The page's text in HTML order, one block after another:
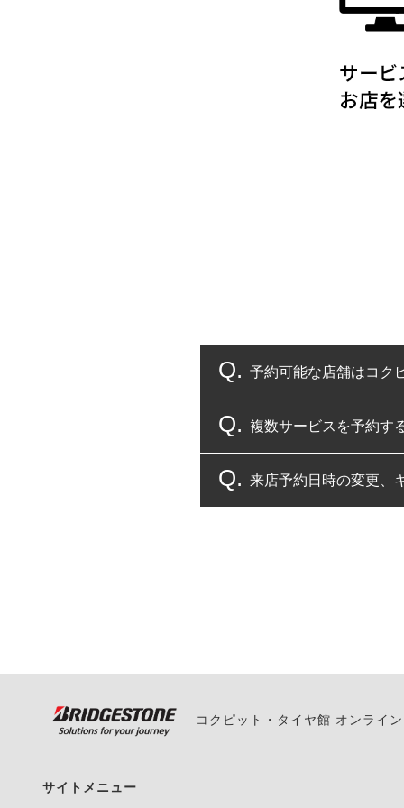
予約可能な店舗はコク
コクピット・タイヤ館
複数サービスを予約す
複数サービスのご予約
来店予約日時の変更、
また、やむを得ない
コクピット・タイヤ館 オンライ
サイトメニュー